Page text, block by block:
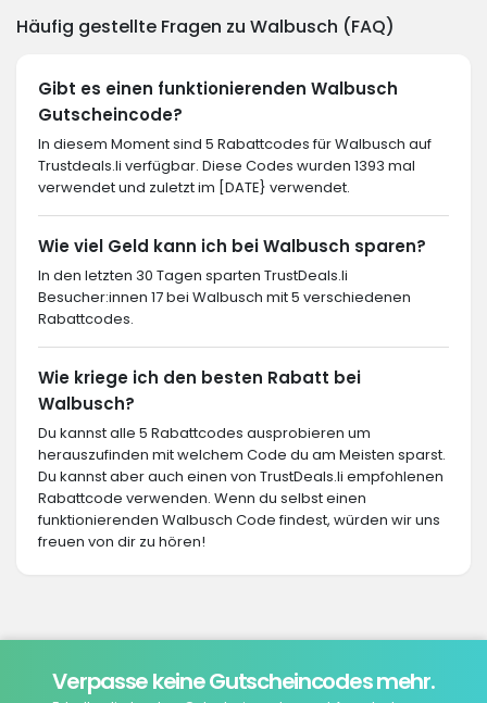
Häufig gestellte Fragen zu Walbusch (FAQ)
Gibt es einen funktionierenden Walbusch
Gutscheincode?
In diesem Moment sind 5 Rabattcodes für Walbusch auf
Trustdeals.li verfügbar. Diese Codes wurden 1393 mal
verwendet und zuletzt im [DATE} verwendet.
Wie viel Geld kann ich bei Walbusch sparen?
In den letzten 30 Tagen sparten TrustDeals.li
Besucher:innen 17 bei Walbusch mit 5 verschiedenen
Rabattcodes.
Wie kriege ich den besten Rabatt bei
Walbusch?
Du kannst alle 5 Rabattcodes ausprobieren um
herauszufinden mit welchem Code du am Meisten sparst.
Du kannst aber auch einen von TrustDeals.li empfohlenen
Rabattcode verwenden. Wenn du selbst einen
funktionierenden Walbusch Code findest, würden wir uns
freuen von dir zu hören!
Verpasse keine Gutscheincodes mehr.